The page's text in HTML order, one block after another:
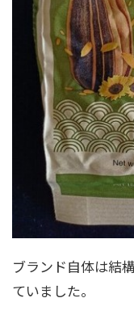
ブランド自体は結
ていました。